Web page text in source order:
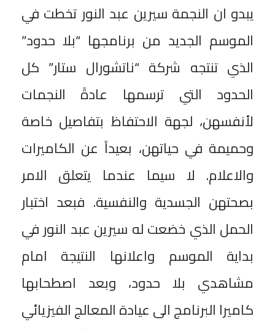
يبدو ان النجمة سيرين عبد النور تخطت في
الموسم الجديد من برنامجها “بلا حدود”
الذي تنتجه شركة “ناتشورال ستار” كل
الحدود التي ترسمها عادةً النجمات
لأنفسهن، لجهة الاحتفاظ بتفاصيل خاصة
وحميمة في حياتهن، بعيداً عن الكاميرات
والاعلام. لا سيما عندما يتعلق الامر
بصحتهن الجسدية والنفسية. فبعد اختبار
الحمل الذي خضعت له سيرين عبد النور في
بداية الموسم واعلانها النتيجة امام
مشاهدي بلا حدود، وبعد اصطحابها
كاميرا البرنامج الى عيادة المعالج الفيزيائي